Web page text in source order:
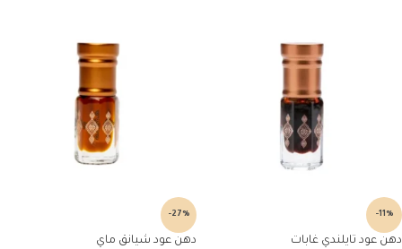
-11%
دهن عود تايلندي غابات
-27%
دهن عود شيانق ماي